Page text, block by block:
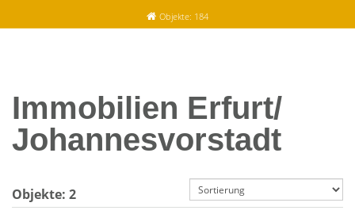
Objekte: 184
Immobilien Erfurt/
Johannesvorstadt
Objekte: 2